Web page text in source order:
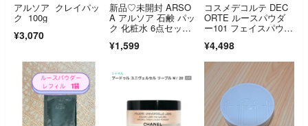
アルソア クレイパッ
ク 100g
¥3,070
新品♡未開封 ARSO
A アルソア 石鹸 パッ
ク 化粧水 6点セッ
¥1,599
コスメデコルテ DEC
ORTE ルースパウダ
ー101 フェイスパウダ
¥4,498